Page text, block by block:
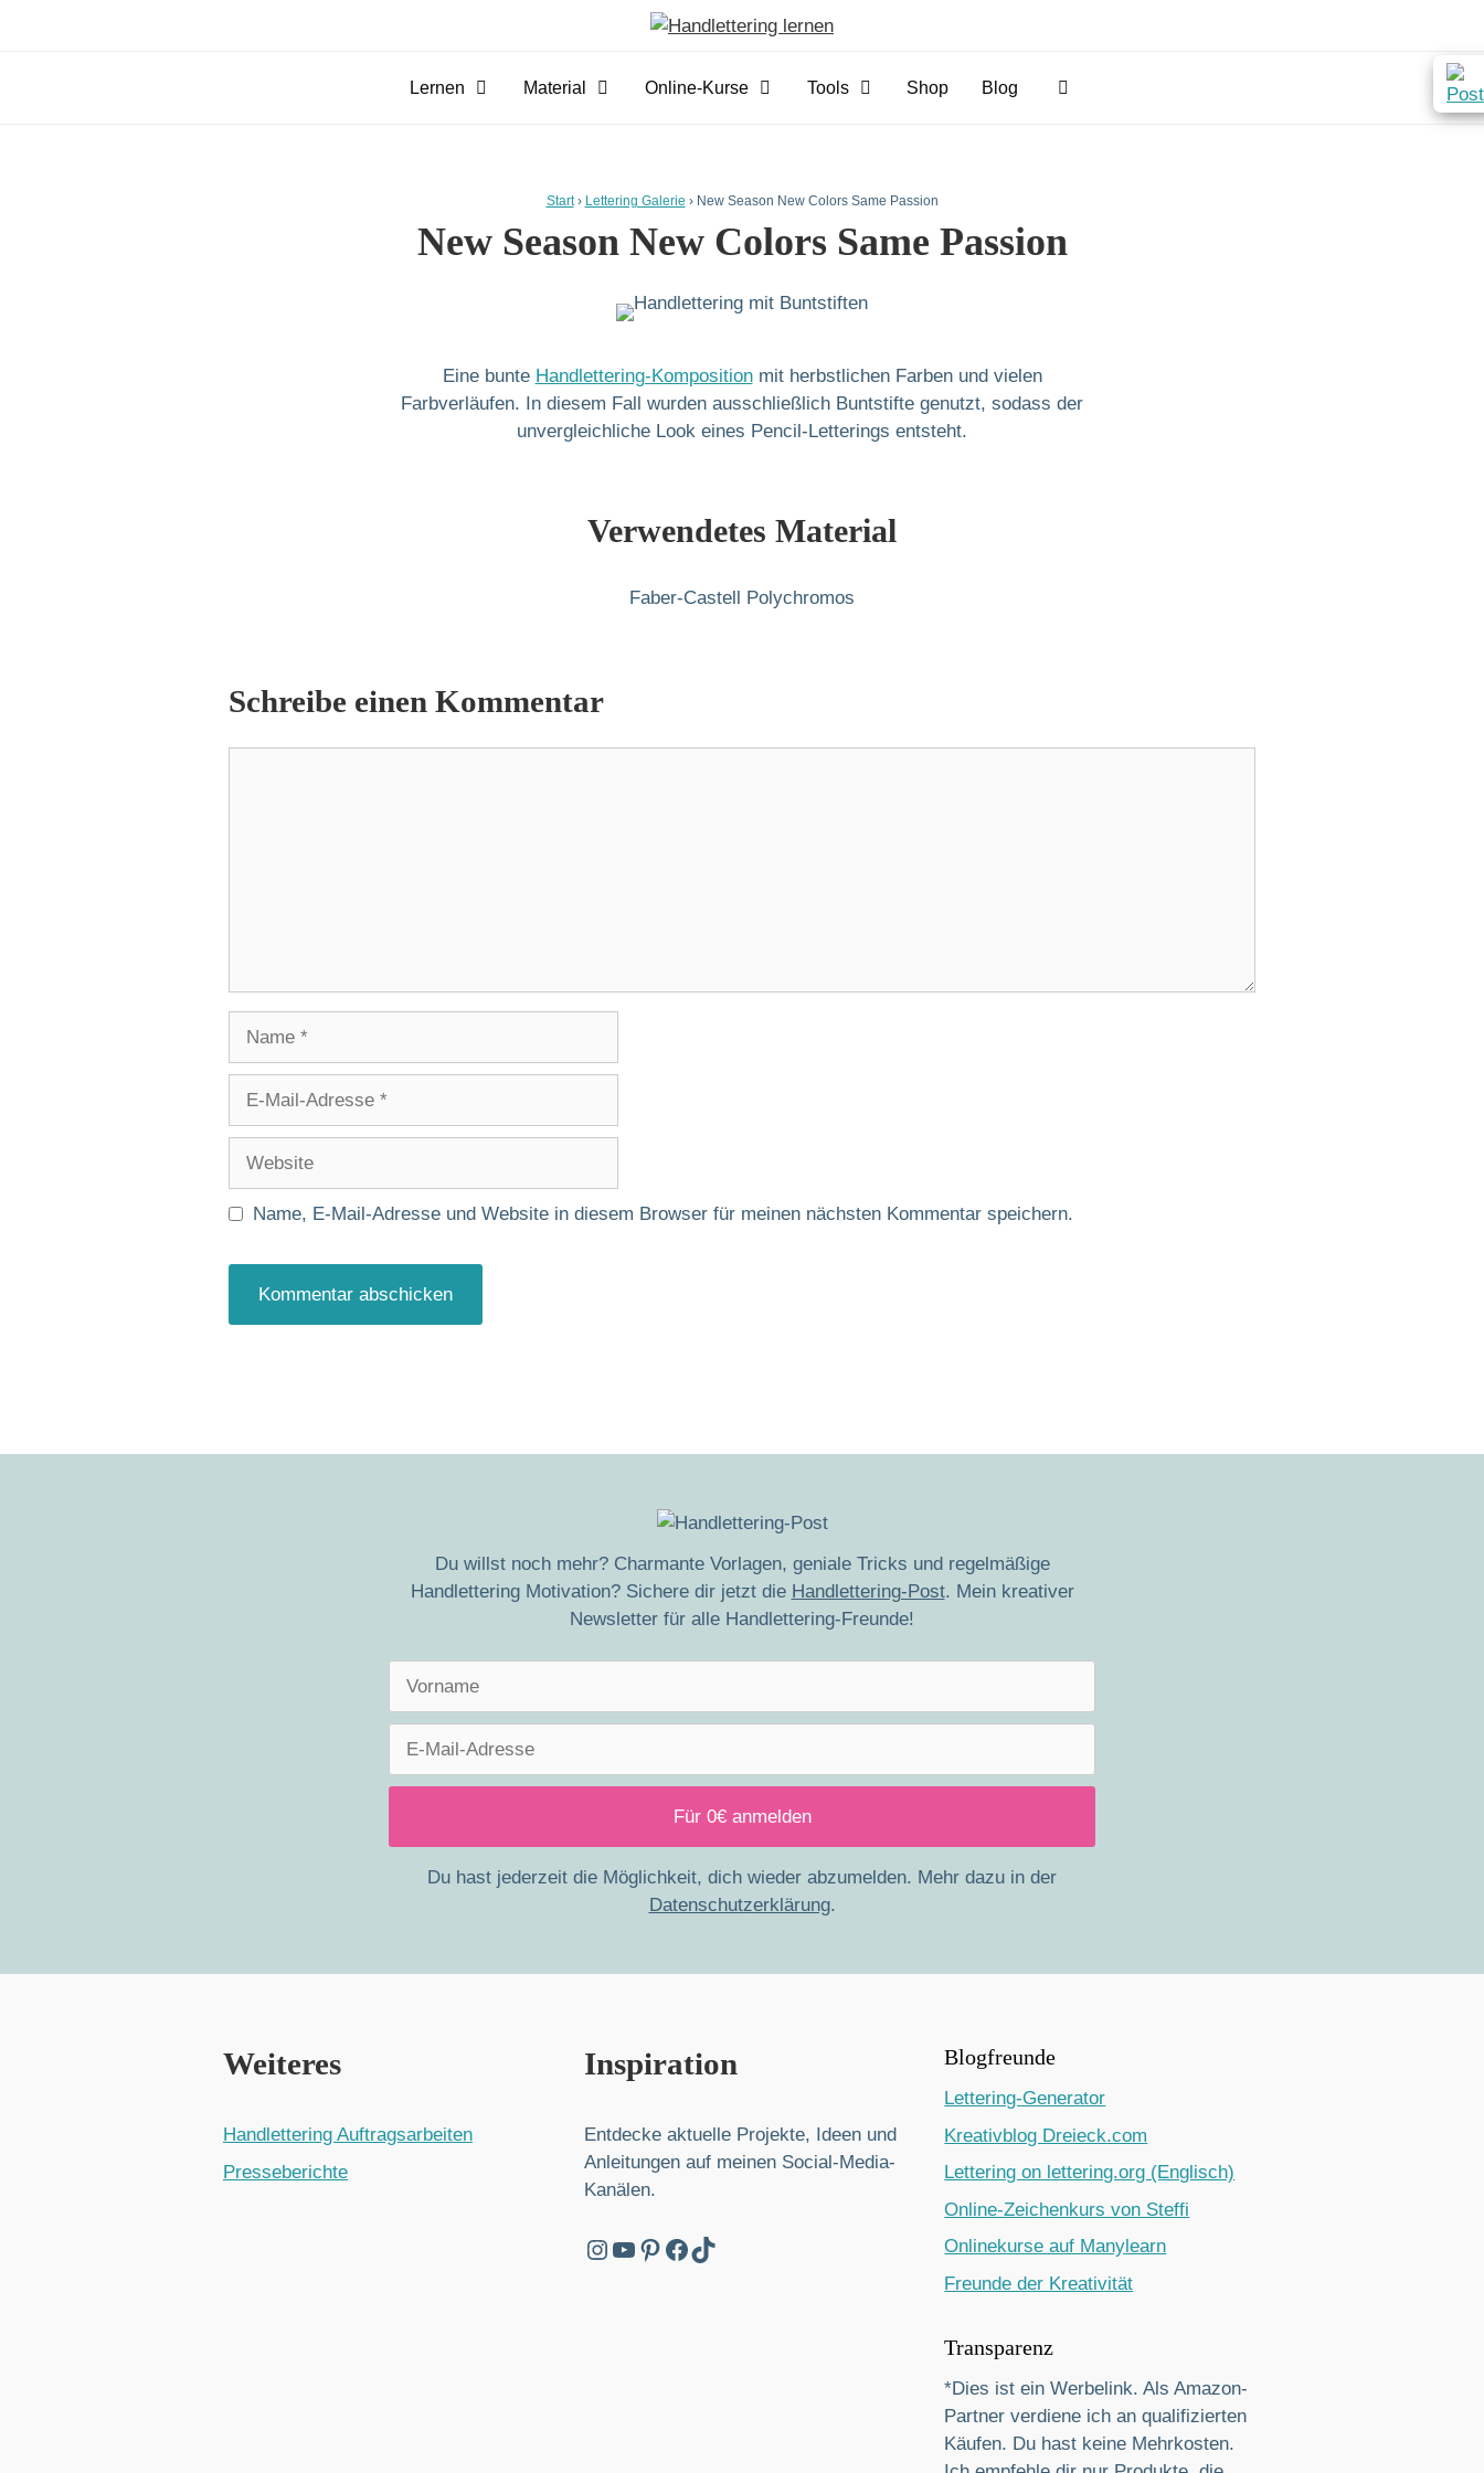
Lernen Material Online-Kurse Tools Shop Blog
Start› Lettering Galerie › New Season New Colors Same Passion
New Season New Colors Same Passion
Eine bunte Handlettering-Kompositionmit herbstlichen Farben und vielen
Farbverläufen. In diesem Fall wurden ausschließlich Buntstifte genutzt, sodass der
unvergleichliche Look eines Pencil-Letterings entsteht.
Verwendetes Material
Faber-Castell Polychromos
Schreibe einen Kommentar
Adresse
Name, E-Mail-Adresse und Website in diesem Browser für meinen nächsten Kommentar speichern.
Du willst noch mehr? Charmante Vorlagen, geniale Tricks und regelmäßige
Handlettering Motivation? Sichere dir jetzt die Handlettering-Post. Mein kreativer
Newsletter für alle Handlettering-Freunde!
Du hast jederzeit die Möglichkeit, dich wieder abzumelden. Mehr dazu in der
Datenschutzerklärung.
Weiteres
Handlettering Auftragsarbeiten
Presseberichte
Inspiration
Entdecke aktuelle Projekte, Ideen und
Anleitungen auf meinen Social-Media-
Kanälen.
Instagram
YouTube
Pinterest
Facebook
TikTok
Blogfreunde
Lettering-Generator
Kreativblog Dreieck.com
Lettering on lettering.org (Englisch)
Online-Zeichenkurs von Steffi
Onlinekurse auf Manylearn
Freunde der Kreativität
Transparenz
*Dies ist ein Werbelink. Als Amazon-
Partner verdiene ich an qualifizierten
Käufen. Du hast keine Mehrkosten.